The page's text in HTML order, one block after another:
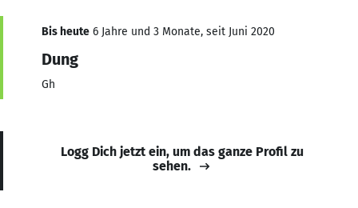
Bis heute 6 Jahre und 3 Monate, seit Juni 2020
Dung
Gh
Logg Dich jetzt ein, um das ganze Profil zu
sehen.